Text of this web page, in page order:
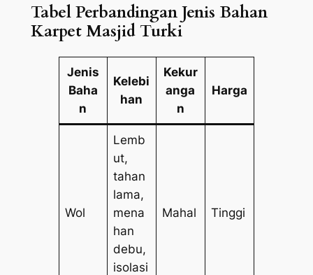
Tabel Perbandingan Jenis Bahan
Karpet Masjid Turki
Jenis
Baha
n
Kelebi
han
Kekur
anga
n
Harga
Wol
Lemb
ut,
tahan
lama,
mena
han
debu,
isolasi
Mahal Tinggi